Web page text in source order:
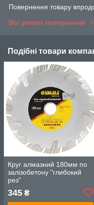
Повернення товару
Всі умови повернення
Подібні товари
Круг алмазний 180мм по
залізобетону "глибокий
рез"
345 ₴